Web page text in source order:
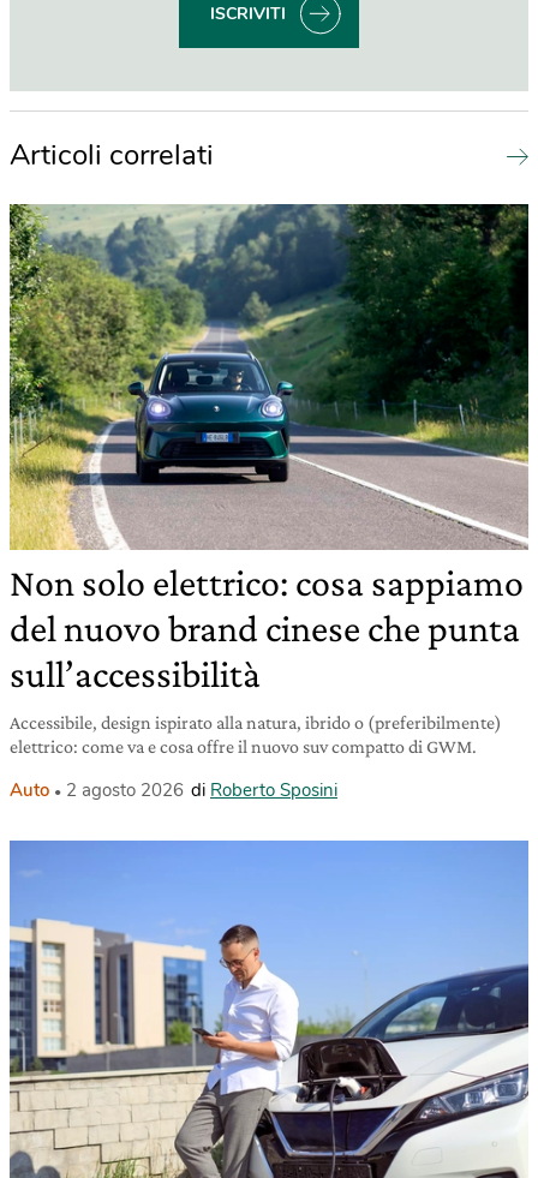
ISCRIVITI
Articoli correlati
Non solo elettrico: cosa sappiamo
del nuovo brand cinese che punta
sull’accessibilità
Accessibile, design ispirato alla natura, ibrido o (preferibilmente)
elettrico: come va e cosa offre il nuovo suv compatto di GWM.
Auto 2 agosto 2026 di Roberto Sposini